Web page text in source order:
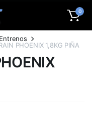
0
PHOENIX 1,8KG PIÑA